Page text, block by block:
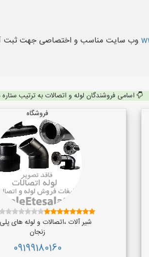
وب سایت مناسب و اختصاصی جهت ثبت
اسامی فروشندگان لوله و اتصالات به ترتیب
فروشگاه
شیر آلات ،اتصالات و لوله های
زنجان
09199180160